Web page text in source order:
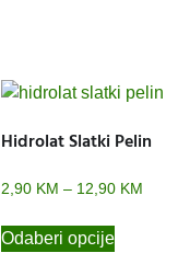
Hidrolat Slatki Pelin
2,90 KM – 12,90 KM
Odaberi opcije